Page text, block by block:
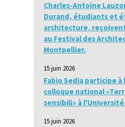
Charles-Antoine
Durand, étudiants et
architecture,
au Festival des
Montpellier.
15 juin 2026
Fabio Sedia participe
colloque national
sensibili» à l'Université
15 juin 2026